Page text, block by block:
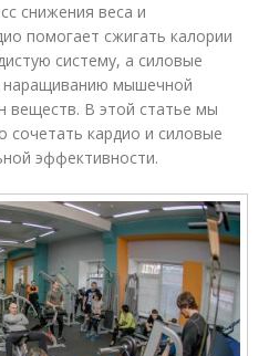
снижения веса и
помогает сжигать калории
систему, а силовые
наращиванию мышечной
веществ. В этой статье мы
сочетать кардио и силовые
эффективности.